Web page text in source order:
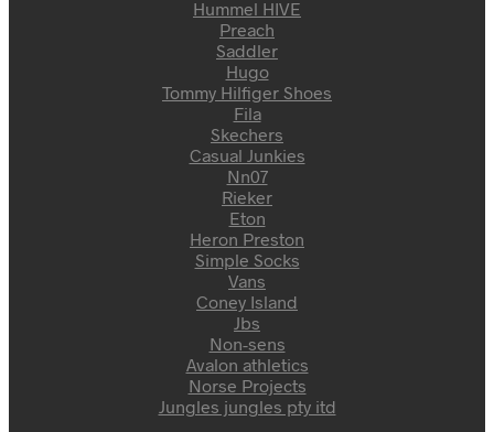
Hummel HIVE
Preach
Saddler
Hugo
Tommy Hilfiger Shoes
Fila
Skechers
Casual Junkies
Nn07
Rieker
Eton
Heron Preston
Simple Socks
Vans
Coney Island
Jbs
Non-sens
Avalon athletics
Norse Projects
Jungles jungles pty itd